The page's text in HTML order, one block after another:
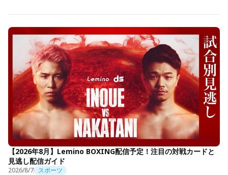
【2026年8月】Lemino BOXING配信予定！注目の対戦カードと
見逃し配信ガイド
2026/8/7 スポーツ